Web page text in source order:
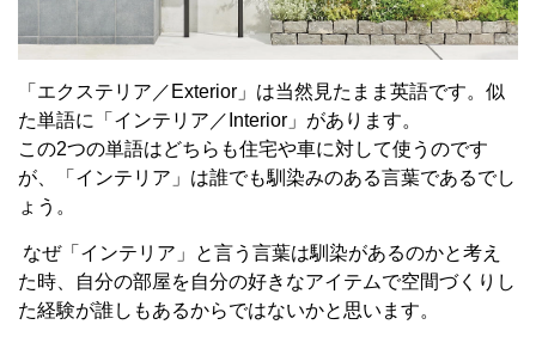
「エクステリア／ Exterior 」は当然見たまま英語です。似
た単語に「インテリア／ Interior 」があります。
この2つの単語はどちらも住宅や車に対して使うのです
が、「インテリア」は誰でも馴染みのある言葉であるでし
ょう。
なぜ「インテリア」と言う言葉は馴染があるのかと考え
た時、自分の部屋を自分の好きなアイテムで空間づくりし
た経験が誰しもあるからではないかと思います。